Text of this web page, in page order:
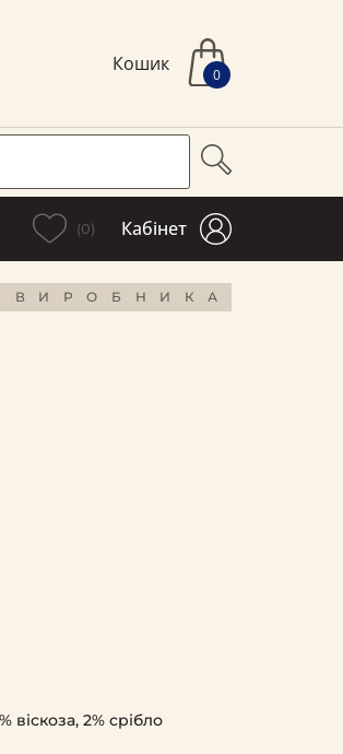
Кошик 0
(0) Кабінет
ВИРОБНИКА
віскоза, 2% срібло